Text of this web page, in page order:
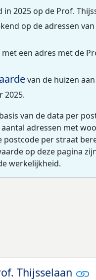
2025 op de Prof.
op de adressen
een adres met de
van de huizen
2025.
van de data per
adressen met
per straat
op deze pagina
werkelijkheid.
Thijsselaan